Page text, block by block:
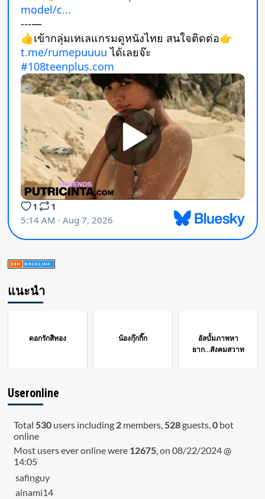
แนะนำ
ดอกรักสีทอง น้องกุ๊กกิ๊ก
อัลบั้มภาพหา
ยาก...สังคมสวาท
Useronline
Total 530users including 2members,528guests,0bot
online
Most users ever online were 12675, on 08/22/2024 @
14:05
safinguy
ainami14